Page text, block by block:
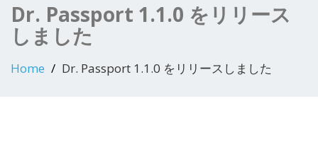
Dr. Passport 1.1.0 をリリース
しました
Home Dr. Passport 1.1.0 をリリースしました